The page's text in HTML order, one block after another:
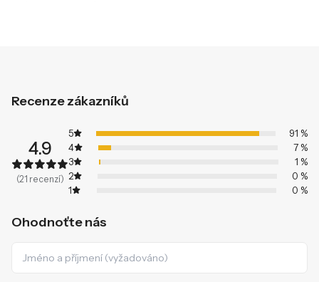
Recenze zákazníků
4.9
(21 recenzí)
5
91 %
4
7 %
3
1 %
2
0 %
1
0 %
Ohodnoťte nás